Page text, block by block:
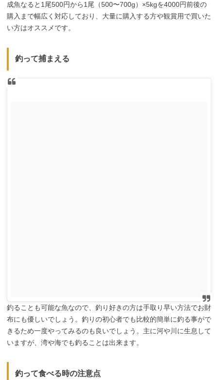
成魚なると1尾500円から1尾（500〜700g）×5kgを4000円前後の
購入まで幅広く対応しており、大量に購入する方や観賞用で買いた
い方はオススメです。
釣って捕まえる
釣ることも可能な魚なので、釣り好きの方は手取り早い方法でお財
布にも優しいでしょう。釣りの初心者でも比較的簡単に釣る事がで
きるため一度やってみるのも良いでしょう。主に河や川に生息して
いますが、湾や海でも釣ることは出来ます。
釣って食べる時の注意点